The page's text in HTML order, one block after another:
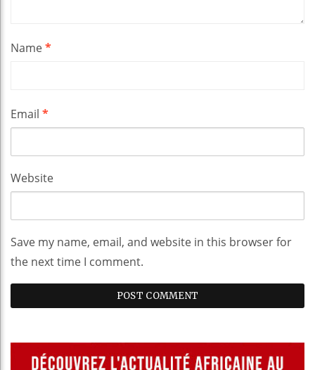
Name*
Email *
Website
Save my name, email, and website in this browser for
the next time I comment.